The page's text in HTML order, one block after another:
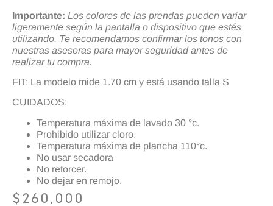
Importante: Los colores de las prendas pueden variar
ligeramente según la pantalla o dispositivo que estés
utilizando. Te recomendamos confirmar los tonos con
nuestras asesoras para mayor seguridad antes de
realizar tu compra.
FIT: La modelo mide 1.70 cm y está usando talla S
CUIDADOS:
Temperatura máxima de lavado 30 °c.
Prohibido utilizar cloro.
Temperatura máxima de plancha 110°c.
No usar secadora
No retorcer.
No dejar en remojo.
$260,000